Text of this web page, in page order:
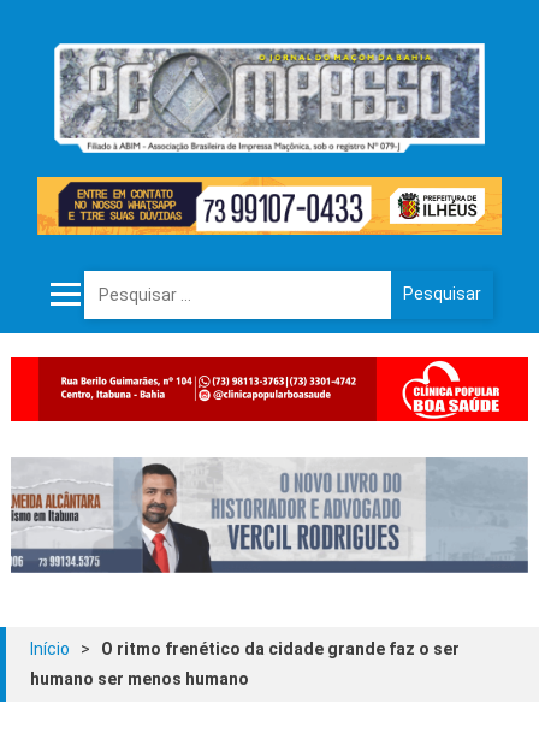
Pesquisar por:
Início >
O ritmo frenético da cidade grande faz o ser
humano ser menos humano